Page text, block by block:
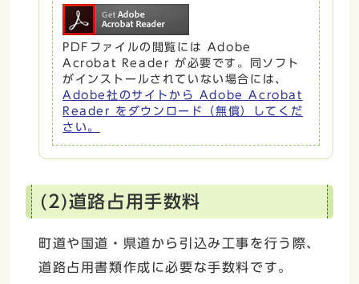
PDFファイルの閲覧には Adobe
Acrobat Reader が必要です。同ソフト
がインストールされていない場合には、
Adobe社のサイトから Adobe Acrobat
Reader をダウンロード（無償）してくだ
さい。
(2)道路占用手数料
町道や国道・県道から引込み工事を行う際、
道路占用書類作成に必要な手数料です。